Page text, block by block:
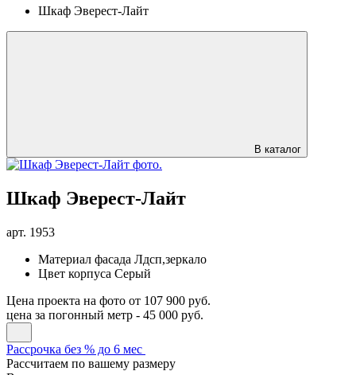
Шкаф Эверест-Лайт
В каталог
Шкаф Эверест-Лайт
арт. 1953
Материал фасада Лдсп,зеркало
Цвет корпуса Серый
Цена проекта на фото от 107 900 руб.
цена за погонный метр - 45 000 руб.
Рассрочка без % до 6 мес
Рассчитаем по вашему размеру